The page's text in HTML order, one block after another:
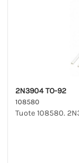
2N3904 TO-92
108580
Tuote 108580.